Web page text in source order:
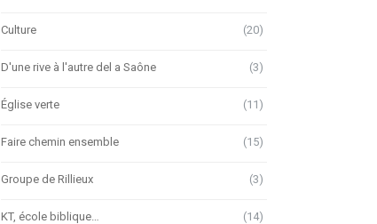
Culture (20)
D'une rive à l'autre del a Saône (3)
Église verte (11)
Faire chemin ensemble (15)
Groupe de Rillieux (3)
KT, école biblique… (14)